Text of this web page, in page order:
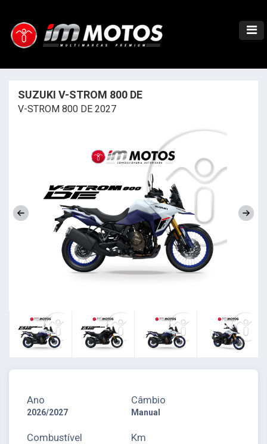
SUZUKI V-STROM 800 DE
V-STROM 800 DE 2027
Ano
2026/2027
Câmbio
Manual
Combustível Km